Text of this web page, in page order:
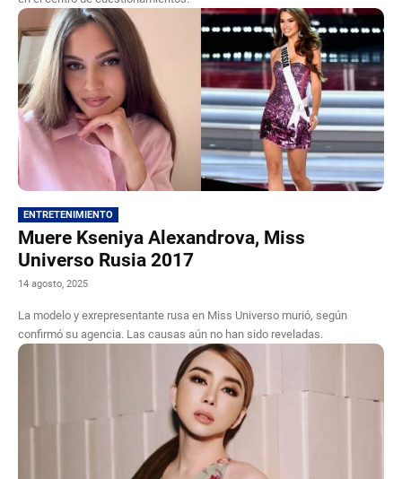
ENTRETENIMIENTO
Muere Kseniya Alexandrova, Miss
Universo Rusia 2017
14 agosto, 2025
La modelo y exrepresentante rusa en Miss Universo murió, según
confirmó su agencia. Las causas aún no han sido reveladas.